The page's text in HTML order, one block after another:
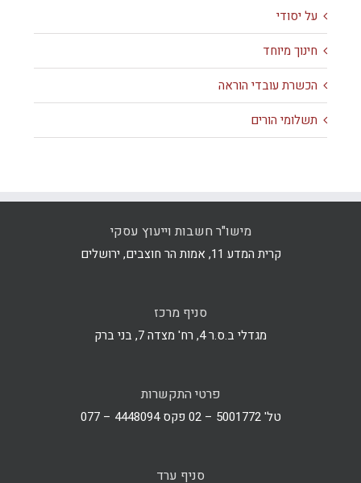
על יסודי
חינוך מיוחד
הכשרת עובדי הוראה
תשלומי הורים
מישו"ר חשבות וייעוץ עסקי
קרית המדע 11, אמות הר חוצבים, ירושלים
סניף מרכז
מגדלי ב.ס.ר 4, רח' מצדה 7, בני ברק
פרטי התקשרות
טל' 5001772 – 02 פקס 4448094 – 077
סניף ערד